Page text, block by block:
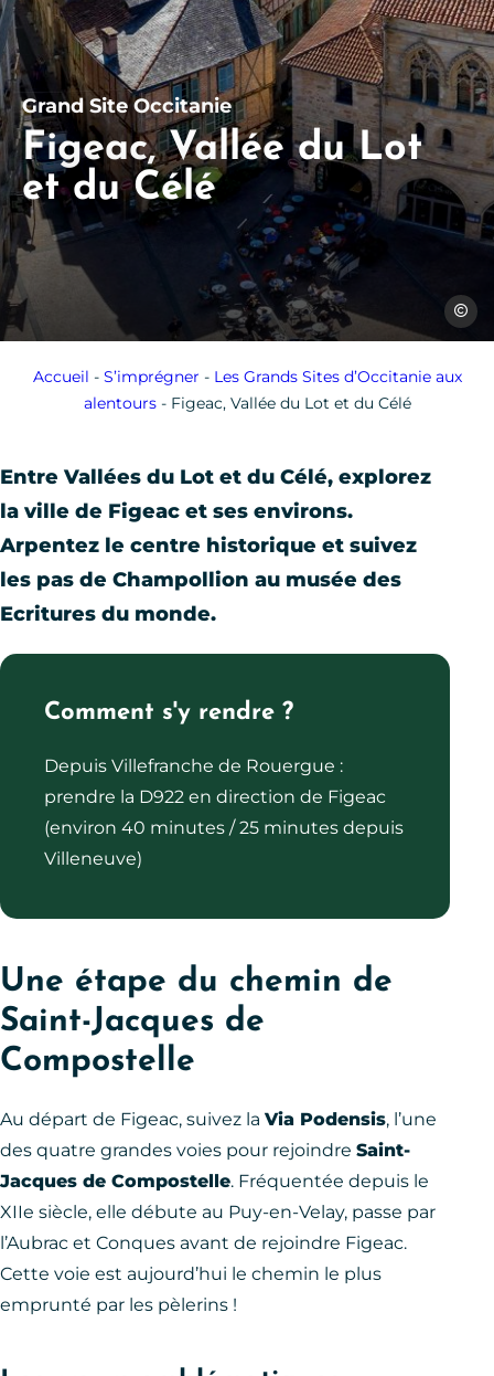
Grand Site Occitanie
Figeac, Vallée du Lot
et du Célé
Accueil - S’imprégner - Les Grands Sites d’Occitanie aux
alentours- Figeac, Vallée du Lot et du Célé
Entre Vallées du Lot et du Célé, explorez
la ville de Figeac et ses environs.
Arpentez le centre historique et suivez
les pas de Champollion au musée des
Ecritures du monde.
Comment s'y rendre ?
Depuis Villefranche de Rouergue :
prendre la D922 en direction de Figeac
(environ 40 minutes / 25 minutes depuis
Villeneuve)
Une étape du chemin de
Saint-Jacques de
Compostelle
Au départ de Figeac, suivez la Via Podensis, l’une
des quatre grandes voies pour rejoindre Saint-
Jacques de Compostelle. Fréquentée depuis le
XIIe siècle, elle débute au Puy-en-Velay, passe par
l’Aubrac et Conques avant de rejoindre Figeac.
Cette voie est aujourd’hui le chemin le plus
emprunté par les pèlerins !